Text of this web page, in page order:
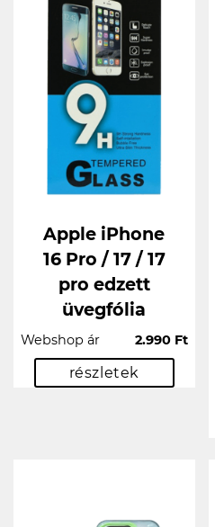
Apple iPhone
16 Pro / 17 / 17
pro edzett
üvegfólia
Webshop ár 2.990 Ft
részletek